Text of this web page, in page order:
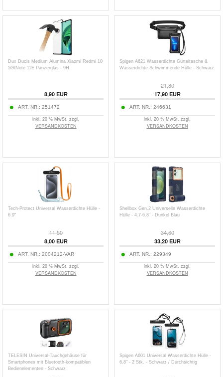
Dux Ducis Medium Alumina Xiaomi Redmi 10
5G/Note 11E Panzerglas - 9H
8,90EUR
ART. NR.: 251472
inkl. 20 % MwSt. zzgl.
VERSANDKOSTEN
Spigen A621 Wasserdichte Gürteltasche &
Wasserdichte Schwimmende Hülle - Schwarz
21,80
17,90EUR
ART. NR.: 246631
inkl. 20 % MwSt. zzgl.
VERSANDKOSTEN
Tech-Protect Universal Wasserdichte Hülle -
6.9"
11,50
8,00EUR
ART. NR.: 2004212-VAR
inkl. 20 % MwSt. zzgl.
VERSANDKOSTEN
Shellbox Gen.2 Universelle Wasserdichte
Hülle - 4.7-6.8" - Dunkel Blau
34,60
33,20EUR
ART. NR.: 229349
inkl. 20 % MwSt. zzgl.
VERSANDKOSTEN
TELESIN Universal-Tauchgehäuse für
Smartphones mit Bluetooth-kompatiblen
Bedienelementen - Schwarz
Spigen A601 Universal Wasserdichte Hülle -
6.8" - 2 Stk. - Schwarz / Durchsichtig